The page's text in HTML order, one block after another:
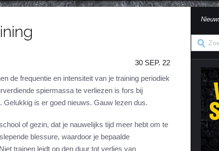
Trainingsprincipes
Krachtoefeningen Armen
Krachtoefeningen Borst
Krachtoefeningen Buik
Krachtoefeningen Billen
Krachtoefeningen Rug
Koolhydraten
Vetten
Vocht
Vezels
Vitaminen
Supplementen
Herstel
Mentaal
Jaarprogramma
Voeding
Supplementen
Jaarprogramma
Nuchtere feiten over doping
Veel gestelde vragen
Eigen Kracht
30 SEP. 22
de frequentie en intensiteit van je training periodiek
spiermassa te verliezen is fors bij
is er goed nieuws. Gauw lezen dus.
of gezin, dat je nauwelijks tijd meer hebt om te
blessure, waardoor je bepaalde
trainen leidt op den duur tot verlies van